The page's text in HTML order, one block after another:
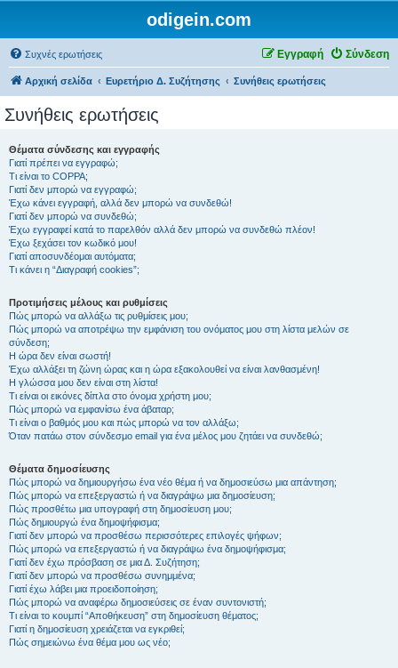
odigein.com
Συχνές ερωτήσεις Σύνδεση
Εγγραφή
Αρχική σελίδα Ευρετήριο Δ. Συζήτησης Συνήθεις ερωτήσεις
Συνήθεις ερωτήσεις
Θέματα σύνδεσης και εγγραφής
Γιατί πρέπει να εγγραφώ;
Τι είναι το COPPA;
Γιατί δεν μπορώ να εγγραφώ;
Έχω κάνει εγγραφή, αλλά δεν μπορώ να συνδεθώ!
Γιατί δεν μπορώ να συνδεθώ;
Έχω εγγραφεί κατά το παρελθόν αλλά δεν μπορώ να συνδεθώ πλέον!
Έχω ξεχάσει τον κωδικό μου!
Γιατί αποσυνδέομαι αυτόματα;
Τι κάνει η “Διαγραφή cookies”;
Προτιμήσεις μέλους και ρυθμίσεις
Πώς μπορώ να αλλάξω τις ρυθμίσεις μου;
Πώς μπορώ να αποτρέψω την εμφάνιση του ονόματος μου στη λίστα μελών σε
σύνδεση;
Η ώρα δεν είναι σωστή!
Έχω αλλάξει τη ζώνη ώρας και η ώρα εξακολουθεί να είναι λανθασμένη!
Η γλώσσα μου δεν είναι στη λίστα!
Τι είναι οι εικόνες δίπλα στο όνομα χρήστη μου;
Πώς μπορώ να εμφανίσω ένα άβαταρ;
Τι είναι ο βαθμός μου και πώς μπορώ να τον αλλάξω;
Όταν πατάω στον σύνδεσμο email για ένα μέλος μου ζητάει να συνδεθώ;
Θέματα δημοσίευσης
Πώς μπορώ να δημιουργήσω ένα νέο θέμα ή να δημοσιεύσω μια απάντηση;
Πώς μπορώ να επεξεργαστώ ή να διαγράψω μια δημοσίευση;
Πώς προσθέτω μια υπογραφή στη δημοσίευση μου;
Πώς δημιουργώ ένα δημοψήφισμα;
Γιατί δεν μπορώ να προσθέσω περισσότερες επιλογές ψήφων;
Πώς μπορώ να επεξεργαστώ ή να διαγράψω ένα δημοψήφισμα;
Γιατί δεν έχω πρόσβαση σε μια Δ. Συζήτηση;
Γιατί δεν μπορώ να προσθέσω συνημμένα;
Γιατί έχω λάβει μια προειδοποίηση;
Πώς μπορώ να αναφέρω δημοσιεύσεις σε έναν συντονιστή;
Τι είναι το κουμπί “Αποθήκευση” στη δημοσίευση θέματος;
Γιατί η δημοσίευση χρειάζεται να εγκριθεί;
Πώς σημειώνω ένα θέμα μου ως νέο;